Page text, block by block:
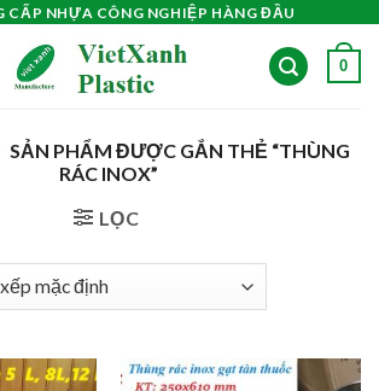
CẤP NHỰA CÔNG NGHIỆP HÀNG ĐẦU
0
SẢN PHẨM ĐƯỢC GẮN THẺ “THÙNG
RÁC INOX”
LỌC